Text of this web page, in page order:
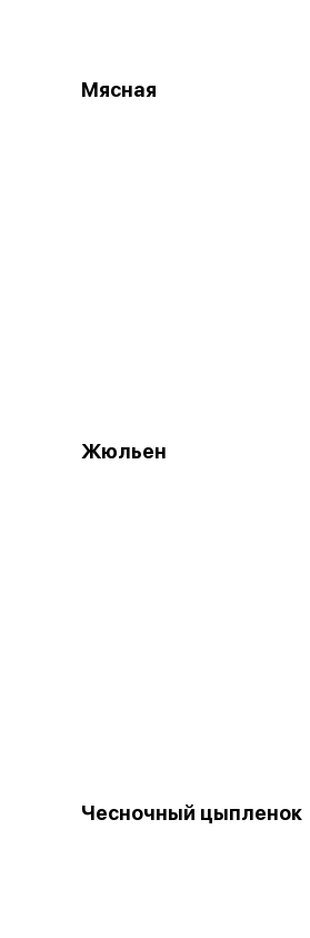
Мясная
Жюльен
Чесночный цыпленок